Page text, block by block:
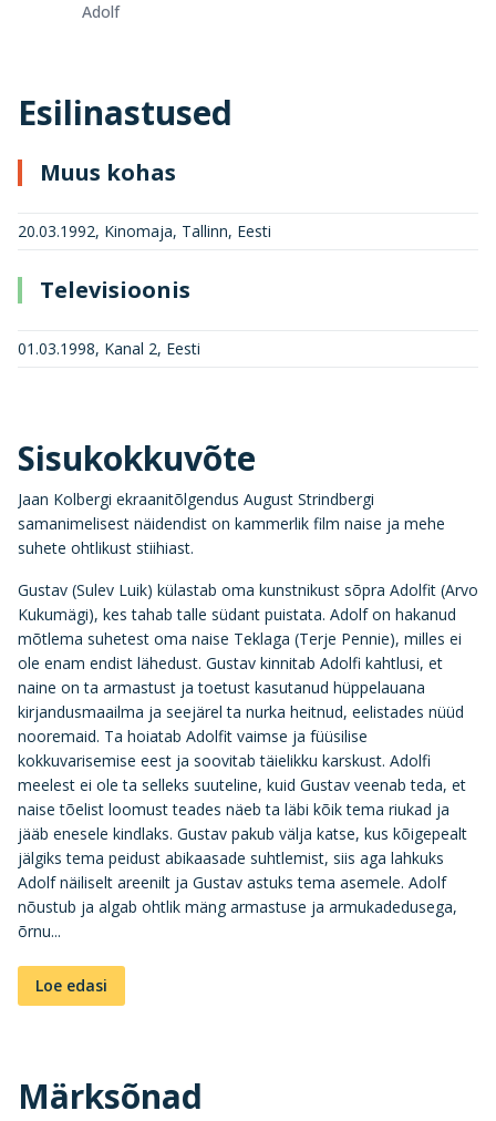
Adolf
Esilinastused
Muus kohas
20.03.1992, Kinomaja, Tallinn, Eesti
Televisioonis
01.03.1998, Kanal 2, Eesti
Sisukokkuvõte
Jaan Kolbergi ekraanitõlgendus August Strindbergi
samanimelisest näidendist on kammerlik film naise ja mehe
suhete ohtlikust stiihiast.
Gustav (Sulev Luik) külastab oma kunstnikust sõpra Adolfit (Arvo
Kukumägi), kes tahab talle südant puistata. Adolf on hakanud
mõtlema suhetest oma naise Teklaga (Terje Pennie), milles ei
ole enam endist lähedust. Gustav kinnitab Adolfi kahtlusi, et
naine on ta armastust ja toetust kasutanud hüppelauana
kirjandusmaailma ja seejärel ta nurka heitnud, eelistades nüüd
nooremaid. Ta hoiatab Adolfit vaimse ja füüsilise
kokkuvarisemise eest ja soovitab täielikku karskust. Adolfi
meelest ei ole ta selleks suuteline, kuid Gustav veenab teda, et
naise tõelist loomust teades näeb ta läbi kõik tema riukad ja
jääb enesele kindlaks. Gustav pakub välja katse, kus kõigepealt
jälgiks tema peidust abikaasade suhtlemist, siis aga lahkuks
Adolf näiliselt areenilt ja Gustav astuks tema asemele. Adolf
nõustub ja algab ohtlik mäng armastuse ja armukadedusega,
õrnu...
Loe edasi
Märksõnad